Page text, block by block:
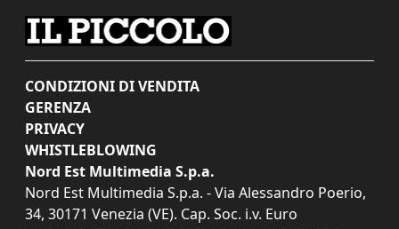
CONDIZIONI DI VENDITA
GERENZA
PRIVACY
WHISTLEBLOWING
Nord Est Multimedia S.p.a.
Nord Est Multimedia S.p.a. - Via Alessandro Poerio,
34, 30171 Venezia (VE). Cap. Soc. i.v. Euro